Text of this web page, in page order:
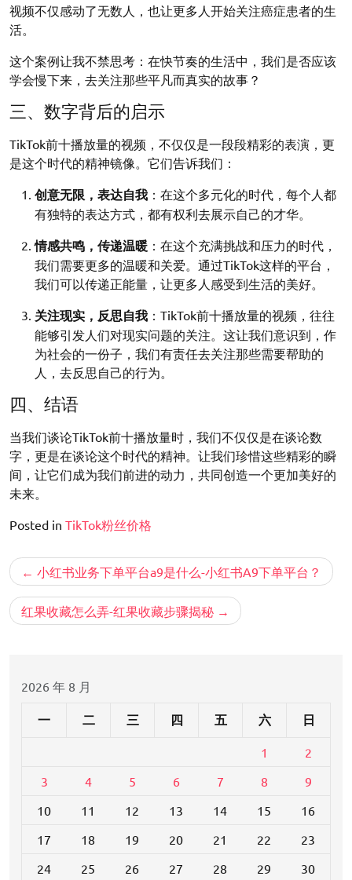
视频不仅感动了无数人，也让更多人开始关注癌症患者的生
活。
这个案例让我不禁思考：在快节奏的生活中，我们是否应该
学会慢下来，去关注那些平凡而真实的故事？
三、数字背后的启示
TikTok前十播放量的视频，不仅仅是一段段精彩的表演，更
是这个时代的精神镜像。它们告诉我们：
创意无限，表达自我 ：在这个多元化的时代，每个人都
有独特的表达方式，都有权利去展示自己的才华。
情感共鸣，传递温暖 ：在这个充满挑战和压力的时代，
我们需要更多的温暖和关爱。通过TikTok这样的平台，
我们可以传递正能量，让更多人感受到生活的美好。
关注现实，反思自我 ：TikTok前十播放量的视频，往往
能够引发人们对现实问题的关注。这让我们意识到，作
为社会的一份子，我们有责任去关注那些需要帮助的
人，去反思自己的行为。
四、结语
当我们谈论TikTok前十播放量时，我们不仅仅是在谈论数
字，更是在谈论这个时代的精神。让我们珍惜这些精彩的瞬
间，让它们成为我们前进的动力，共同创造一个更加美好的
未来。
Posted in TikTok粉丝价格
文
章
导
小红书业务下单平台a9是什么-小红书A9下单平台？
红果收藏怎么弄-红果收藏步骤揭秘
2026 年 8 月
一 二 三 四 五 六 日
1
2
3
4 5 6 7 8
9
10
11 12 13 14 15
16
17
18 19 20 21 22
23
24
25 26 27 28 29 30